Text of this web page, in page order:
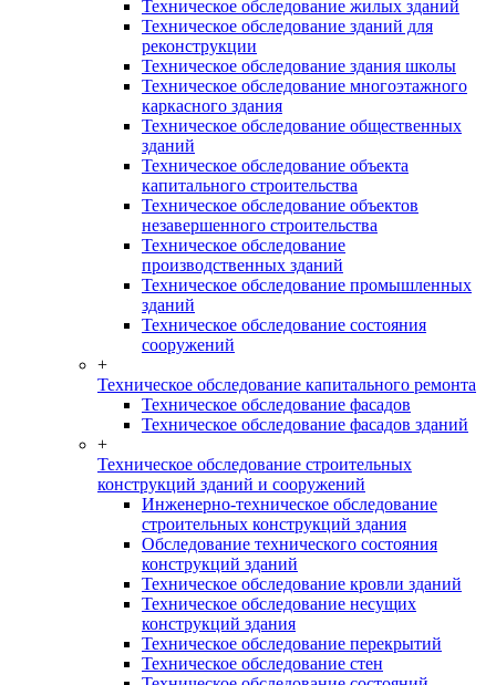
Техническое обследование жилых зданий
Техническое обследование зданий для
реконструкции
Техническое обследование здания школы
Техническое обследование многоэтажного
каркасного здания
Техническое обследование общественных
зданий
Техническое обследование объекта
капитального строительства
Техническое обследование объектов
незавершенного строительства
Техническое обследование
производственных зданий
Техническое обследование промышленных
зданий
Техническое обследование состояния
сооружений
+
Техническое обследование капитального ремонта
Техническое обследование фасадов
Техническое обследование фасадов зданий
+
Техническое обследование строительных
конструкций зданий и сооружений
Инженерно-техническое обследование
строительных конструкций здания
Обследование технического состояния
конструкций зданий
Техническое обследование кровли зданий
Техническое обследование несущих
конструкций здания
Техническое обследование перекрытий
Техническое обследование стен